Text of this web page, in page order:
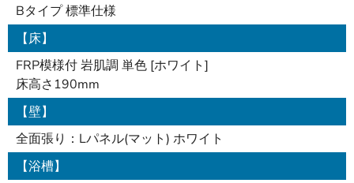
Bタイプ 標準仕様
【床】
FRP模様付 岩肌調 単色 [ホワイト]
床高さ190mm
【壁】
全面張り：Lパネル(マット) ホワイト
【浴槽】